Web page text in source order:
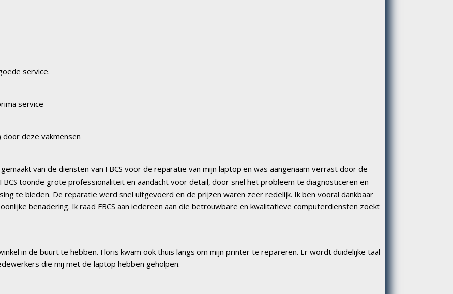
service.
service
deze vakmensen
van de diensten van FBCS voor de reparatie van mijn laptop en was aangenaam verrast door de
toonde grote professionaliteit en aandacht voor detail, door snel het probleem te diagnosticeren en
te bieden. De reparatie werd snel uitgevoerd en de prijzen waren zeer redelijk. Ik ben vooral dankbaar
benadering. Ik raad FBCS aan iedereen aan die betrouwbare en kwalitatieve computerdiensten zoekt
in de buurt te hebben. Floris kwam ook thuis langs om mijn printer te repareren. Er wordt duidelijke taal
die mij met de laptop hebben geholpen.